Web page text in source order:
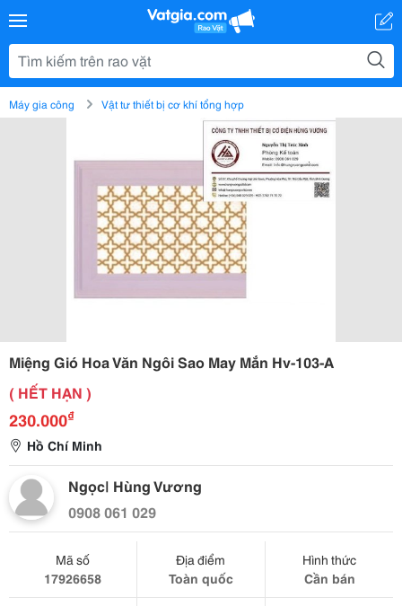
Máy gia công Vật tư thiết bị cơ khí tổng hợp
Miệng Gió Hoa Văn Ngôi Sao May Mắn Hv-103-A
( HẾT HẠN )
230.000₫
Hồ Chí Minh
Ngọc| Hùng Vương
0908 061 029
Mã số
17926658
Địa điểm
Toàn quốc
Hình thức
Cần bán